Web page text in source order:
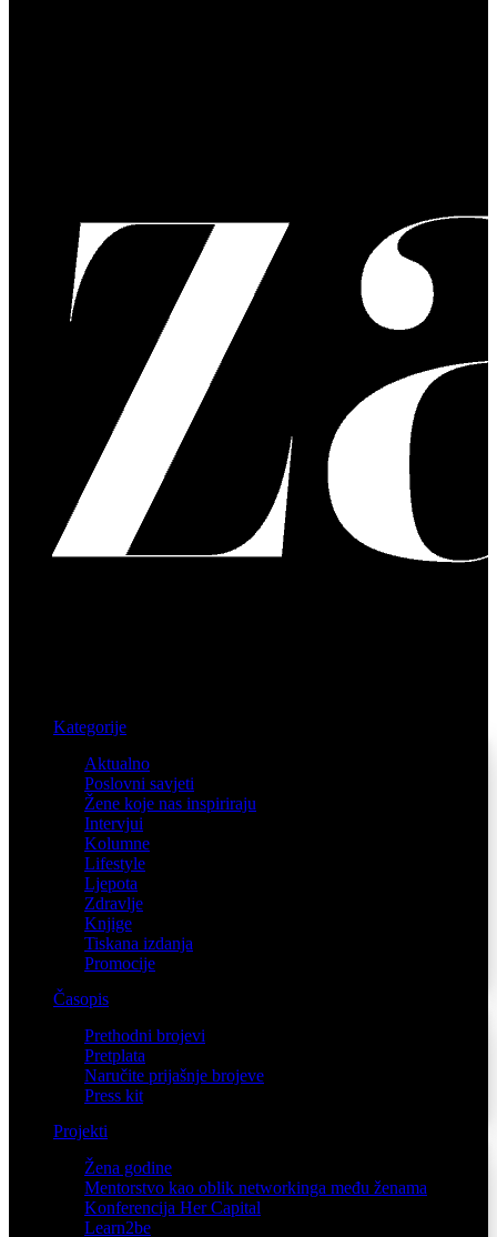
Kategorije
Aktualno
Poslovni savjeti
Žene koje nas inspiriraju
Intervjui
Kolumne
Lifestyle
Ljepota
Zdravlje
Knjige
Tiskana izdanja
Promocije
Časopis
Prethodni brojevi
Pretplata
Naručite prijašnje brojeve
Press kit
Projekti
Žena godine
Mentorstvo kao oblik networkinga među ženama
Konferencija Her Capital
Learn2be